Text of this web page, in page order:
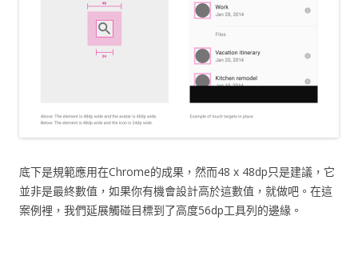
底下是規範應用在Chrome的成果，然而48 x 48dp只是建議，它
並非是最終數值，如果你有機會設計高於這數值，就做吧。在這
案例裡，我們延展觸碰目標到了高度56dp工具列的邊緣。